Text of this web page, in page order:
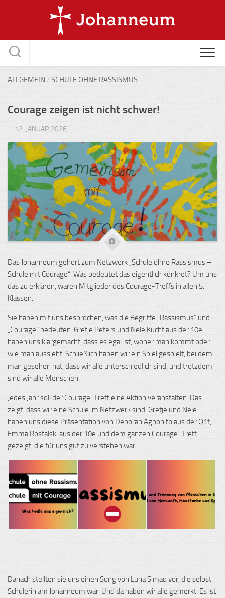
ALLGEMEIN / SCHULE OHNE RASSISMUS
Courage zeigen ist nicht schwer!
12. JANUAR 2026
Das Johanneum gehört zum Netzwerk „Schule ohne Rassismus –
Schule mit Courage“. Was bedeutet das eigentlich konkret? Um uns
das zu erklären, waren Mitglieder des Courage-Treffs in allen 5.
Klassen.
Sie haben mit uns besprochen, was die Begriffe „Rassismus“ und
„Courage“ bedeuten. Gretje Peters und Nele Kucht aus der 10e
haben uns klargemacht, dass es egal ist, woher man kommt oder
wie man aussieht. Schließlich haben wir ein Spiel gespielt, bei dem
man gesehen hat, dass wir alle unterschiedlich sind, und trotzdem
sind wir alle Menschen.
Jedes Jahr soll der Courage-Treff eine Aktion veranstalten. Das
zeigt, dass wir eine Schule im Netzwerk sind. Gretje und Nele
haben uns diese Präsentation von Deborah Agbonifo aus der Q1f,
Emma Rostalski aus der 10e und dem ganzen Courage-Treff
gezeigt, die für uns gut zu verstehen war.
Danach stellten sie uns einen Song von Luna Simao vor, die selbst
Schülerin am Johanneum war. Und da haben wir alle gemerkt: Es ist